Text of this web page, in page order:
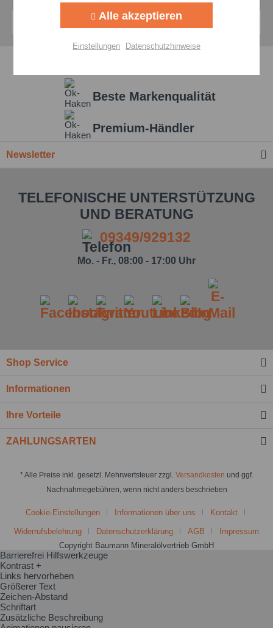
Beste Markenqualität
Premium-Händler
Newsletter
TELEFONISCHE UNTERSTÜTZUNG
UND BERATUNG
09349/929132
Mo. - Fr., 08:00 - 17:00 Uhr
Shop Service
Informationen
Ihre Vorteile
ZAHLUNGSARTEN
* Alle Preise inkl. gesetzl. Mehrwertsteuer zzgl. Versandkosten und ggf.
Nachnahmegebühren, wenn nicht anders beschrieben
Cookie-Einstellungen Informationen über uns Kontakt
Widerrufsbelehrung Datenschutzerklärung AGB
Impressum
Copyright Baumann Mineralölvertrieb GmbH
Personalisierung Aktiv
Einstellungen speichern
Alle akzeptieren
Einstellungen Datenschutzhinweise
Barrierefrei Hilfswerkzeuge
Kontrast +
Links hervorheben
Größerer Text
Zeichen-Abstand
Schriftart
Zusätzliche Beschreibung